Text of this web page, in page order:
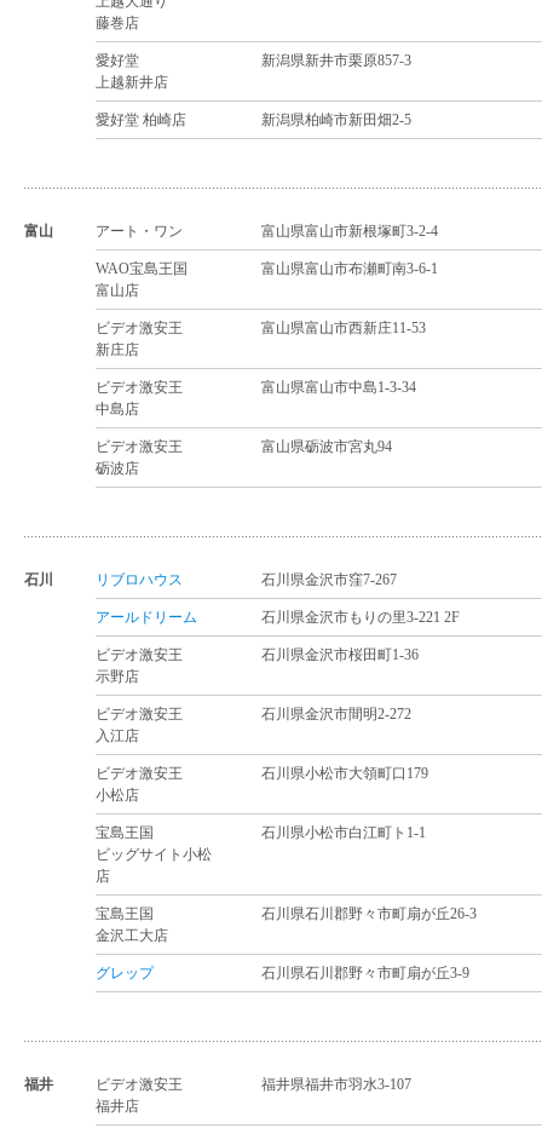
藤巻店
愛好堂
上越新井店
新潟県新井市栗原857-3
愛好堂 柏崎店 新潟県柏崎市新田畑2-5
富山 アート・ワン 富山県富山市新根塚町3-2-4
WAO宝島王国
富山店
富山県富山市布瀬町南3-6-1
ビデオ激安王
新庄店
富山県富山市西新庄11-53
ビデオ激安王
中島店
富山県富山市中島1-3-34
ビデオ激安王
砺波店
富山県砺波市宮丸94
石川 リブロハウス 石川県金沢市窪7-267
アールドリーム 石川県金沢市もりの里3-221 2F
ビデオ激安王
示野店
石川県金沢市桜田町1-36
ビデオ激安王
入江店
石川県金沢市間明2-272
ビデオ激安王
小松店
石川県小松市大領町口179
宝島王国
ビッグサイト小松
店
石川県小松市白江町ト1-1
宝島王国
金沢工大店
石川県石川郡野々市町扇が丘26-3
グレップ 石川県石川郡野々市町扇が丘3-9
福井
ビデオ激安王
福井店
福井県福井市羽水3-107